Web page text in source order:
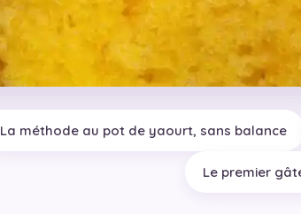
La méthode au pot de yaourt, sans balance
Le premier